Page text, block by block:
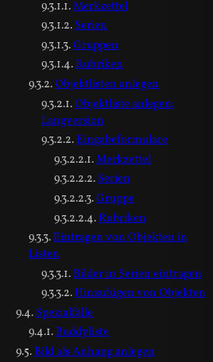
Merkzettel
Serien
Gruppen
Rubriken
Objektlisten anlegen
Objektliste anlegen:
Langversion
Eingabeformulare
Merkzettel
Serien
Gruppe
Rubriken
Eintragen von Objekten in
Listen
Bilder in Serien eintragen
Hinzufügen von Objekten
Spezialfälle
Buddyliste
Bild als Anhang anlegen